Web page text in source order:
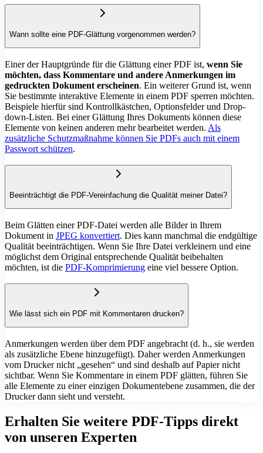
Wann sollte eine PDF-Glättung vorgenommen werden?
Einer der Hauptgründe für die Glättung einer PDF ist, wenn Sie
möchten, dass Kommentare und andere Anmerkungen im
gedruckten Dokument erscheinen. Ein weiterer Grund ist, wenn
Sie bestimmte interaktive Elemente in einem PDF sperren möchten.
Beispiele hierfür sind Kontrollkästchen, Optionsfelder und Drop-
down-Listen. Bei einer Glättung Ihres Dokuments können diese
Elemente von keinen anderen mehr bearbeitet werden. Als
zusätzliche Schutzmaßnahme können Sie PDFs auch mit einem
Passwort schützen.
Beeinträchtigt die PDF-Vereinfachung die Qualität meiner Datei?
Beim Glätten einer PDF-Datei werden alle Bilder in Ihrem
Dokument in JPEG konvertiert. Dies kann manchmal die endgültige
Qualität beeinträchtigen. Wenn Sie Ihre Datei verkleinern und eine
möglichst dem Original entsprechende Qualität beibehalten
möchten, ist die PDF-Komprimierung eine viel bessere Option.
Wie lässt sich ein PDF mit Kommentaren drucken?
Anmerkungen werden über dem PDF angebracht (d. h., sie werden
als zusätzliche Ebene hinzugefügt). Daher werden Anmerkungen
vom Drucker nicht „gesehen“ und sind deshalb auf Papier nicht
sichtbar. Wenn Sie Kommentare in einem PDF glätten, führen Sie
alle Elemente zu einer einzigen Dokumentebene zusammen, die der
Drucker dann sieht und versteht.
Erhalten Sie weitere PDF-Tipps direkt
von unseren Experten